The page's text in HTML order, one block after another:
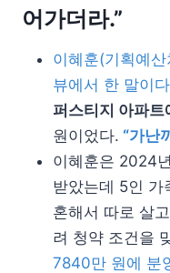
어가더라.”
이혜훈(기획예
뷰에서 한 말이
퍼스티지 아파
원이었다. “가난
이혜훈은 2024
받았는데 5인 가
혼해서 따로 살
려 청약 조건을
7840만 원에 분